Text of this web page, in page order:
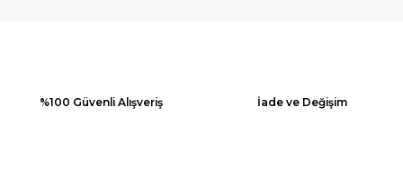
%100 Güvenli Alışveriş İade ve Değişim